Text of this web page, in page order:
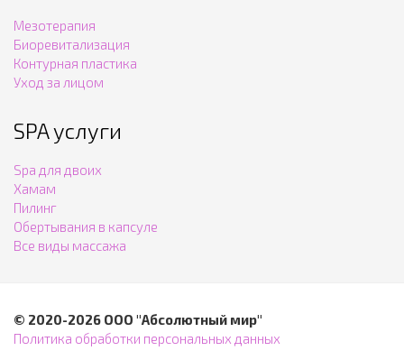
Мезотерапия
Биоревитализация
Контурная пластика
Уход за лицом
SPA услуги
Spa для двоих
Хамам
Пилинг
Обертывания в капсуле
Все виды массажа
© 2020-2026 ООО "Абсолютный мир"
Политика обработки персональных данных